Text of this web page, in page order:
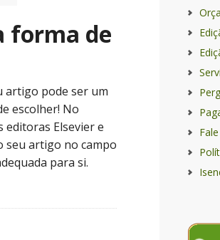
forma de
artigo pode ser um
escolher! No
editoras Elsevier e
artigo no campo
para si.